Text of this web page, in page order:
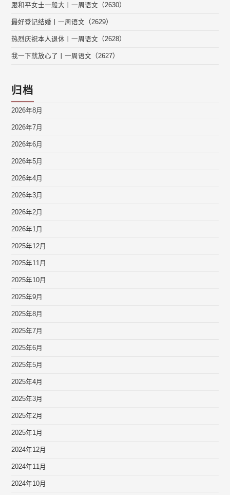
跟和平女士一般大丨一周语文（2630）
最好登记结婚丨一周语文（2629）
热烈庆祝本人退休丨一周语文（2628）
我一下就放心了丨一周语文（2627）
归档
2026年8月
2026年7月
2026年6月
2026年5月
2026年4月
2026年3月
2026年2月
2026年1月
2025年12月
2025年11月
2025年10月
2025年9月
2025年8月
2025年7月
2025年6月
2025年5月
2025年4月
2025年3月
2025年2月
2025年1月
2024年12月
2024年11月
2024年10月